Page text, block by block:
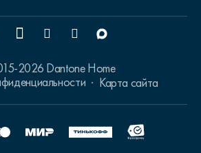
2026 Dantone Home
Карта сайта